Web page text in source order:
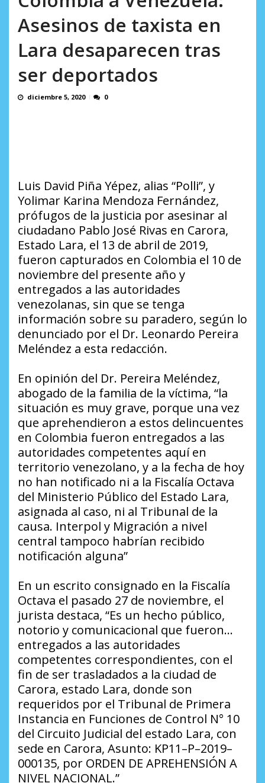
Asesinos de taxista en
Lara desaparecen tras
ser deportados
diciembre 5, 2020 0
Luis David Piña Yépez, alias “Polli”, y
Yolimar Karina Mendoza Fernández,
prófugos de la justicia por asesinar al
ciudadano Pablo José Rivas en Carora,
Estado Lara, el 13 de abril de 2019,
fueron capturados en Colombia el 10 de
noviembre del presente año y
entregados a las autoridades
venezolanas, sin que se tenga
información sobre su paradero, según lo
denunciado por el Dr. Leonardo Pereira
Meléndez a esta redacción.
En opinión del Dr. Pereira Meléndez,
abogado de la familia de la víctima, “la
situación es muy grave, porque una vez
que aprehendieron a estos delincuentes
en Colombia fueron entregados a las
autoridades competentes aquí en
territorio venezolano, y a la fecha de hoy
no han notificado ni a la Fiscalía Octava
del Ministerio Público del Estado Lara,
asignada al caso, ni al Tribunal de la
causa. Interpol y Migración a nivel
central tampoco habrían recibido
notificación alguna”
En un escrito consignado en la Fiscalía
Octava el pasado 27 de noviembre, el
jurista destaca, “Es un hecho público,
notorio y comunicacional que fueron…
entregados a las autoridades
competentes correspondientes, con el
fin de ser trasladados a la ciudad de
Carora, estado Lara, donde son
requeridos por el Tribunal de Primera
Instancia en Funciones de Control N° 10
del Circuito Judicial del estado Lara, con
sede en Carora, Asunto: KP11–P–2019–
000135, por ORDEN DE APREHENSIÓN A
NIVEL NACIONAL.”